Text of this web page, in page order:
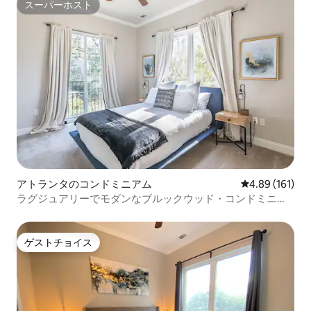
スーパーホスト
スーパーホスト
アトランタのコンドミニアム レビュー161
4.89 (161)
ラグジュアリーでモダンなブルックウッド・コンドミニア
ゲストチョイス
ゲストチョイス